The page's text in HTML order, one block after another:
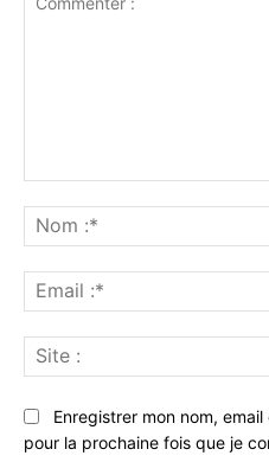
Enregistrer mon nom,
pour la prochaine fois que je